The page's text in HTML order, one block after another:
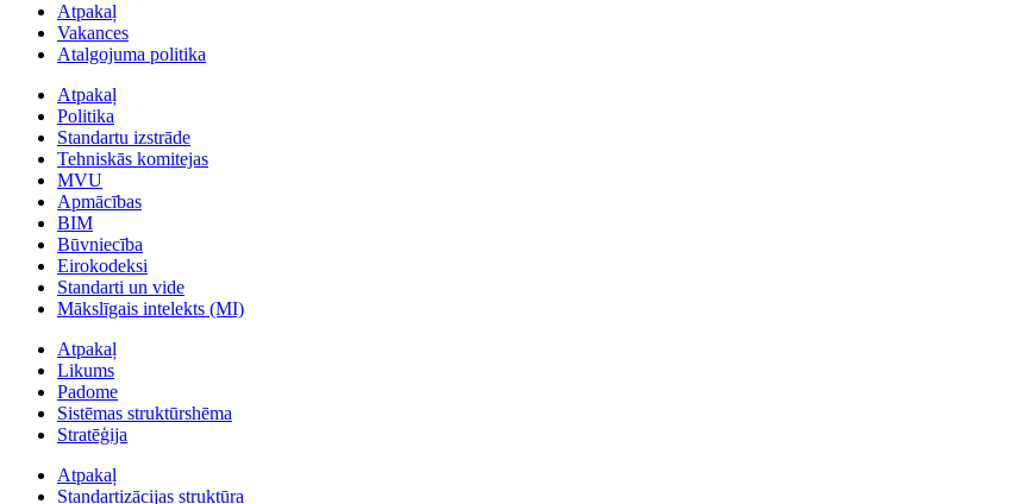
Atpakaļ
Vakances
Atalgojuma politika
Atpakaļ
Politika
Standartu izstrāde
Tehniskās komitejas
MVU
Apmācības
BIM
Būvniecība
Eirokodeksi
Standarti un vide
Mākslīgais intelekts (MI)
Atpakaļ
Likums
Padome
Sistēmas struktūrshēma
Stratēģija
Atpakaļ
Standartizācijas struktūra